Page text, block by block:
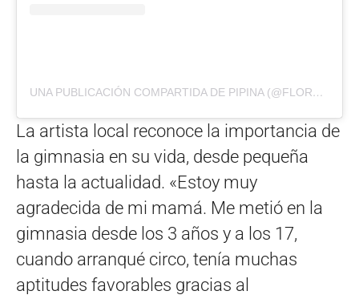
UNA PUBLICACIÓN COMPARTIDA DE PIPINA (@FLORLISTELLO)
La artista local reconoce la importancia de
la gimnasia en su vida, desde pequeña
hasta la actualidad. «Estoy muy
agradecida de mi mamá. Me metió en la
gimnasia desde los 3 años y a los 17,
cuando arranqué circo, tenía muchas
aptitudes favorables gracias al